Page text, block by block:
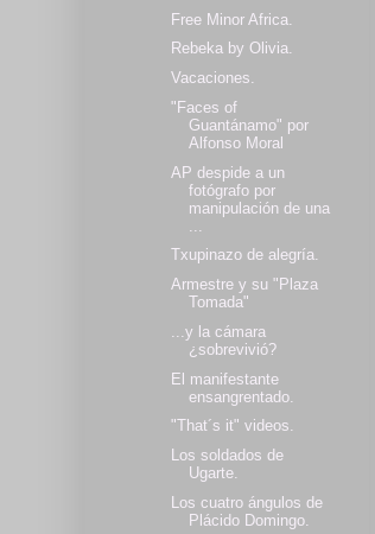
Free Minor Africa.
Rebeka by Olivia.
Vacaciones.
"Faces of
Guantánamo" por
Alfonso Moral
AP despide a un
fotógrafo por
manipulación de una
Txupinazo de alegría.
Armestre y su "Plaza
Tomada"
...y la cámara
¿sobrevivió?
El manifestante
ensangrentado.
"That´s it" videos.
Los soldados de
Ugarte.
Los cuatro ángulos de
Plácido Domingo.